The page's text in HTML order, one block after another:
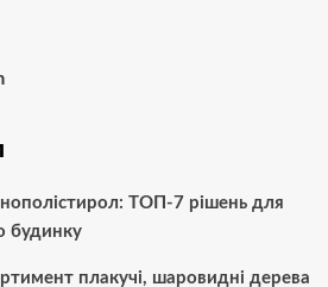
ТОП-7 рішень для
будинку
плакучі, шаровидні дерева